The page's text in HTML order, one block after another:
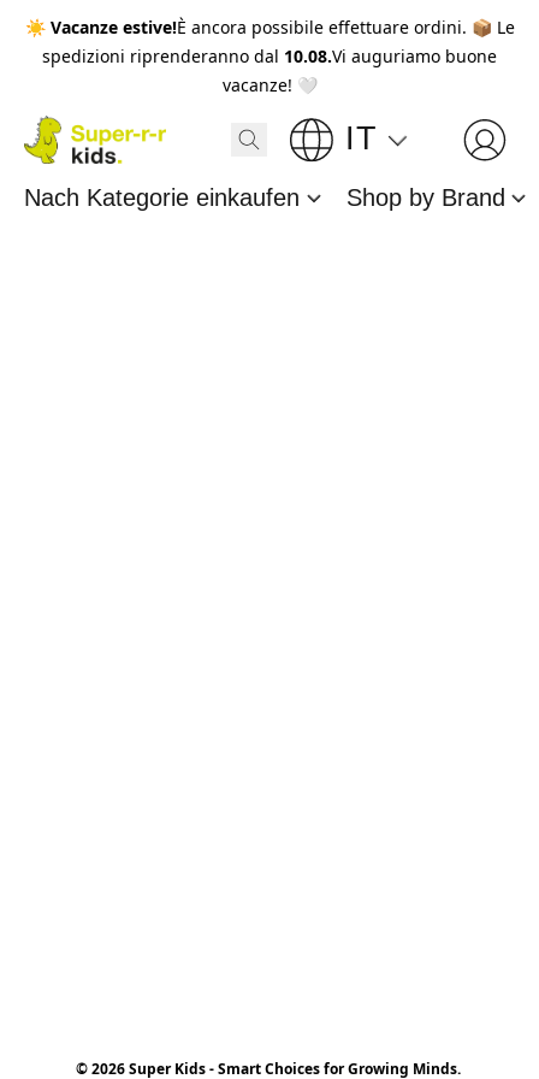
☀️ Vacanze estive!È ancora possibile effettuare ordini. 📦 Le
spedizioni riprenderanno dal 10.08.Vi auguriamo buone
vacanze! 🤍
IT
Nach Kategorie einkaufen Shop by Brand
© 2026 Super Kids - Smart Choices for Growing Minds.